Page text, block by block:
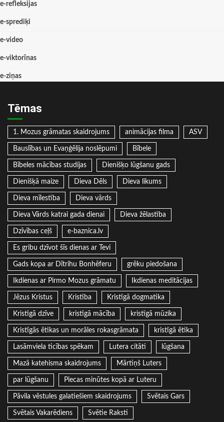
e-refleksijas
e-sprediķi
e-video
e-viktorīnas
e-ziņas
Tēmas
1. Mozus grāmatas skaidrojums animācijas filma ASV
Bauslības un Evaņģēlija noslēpumi Bībele
Bībeles mācības studijas Dienišķo lūgšanu gads
Dienišķā maize Dieva Dēls Dieva likums
Dieva mīlestība Dieva vārds
Dieva Vārds katrai gada dienai Dieva žēlastība
Dzīvības ceļš e-baznica.lv
Es gribu dzīvot šīs dienas ar Tevi
Gads kopa ar Dītrihu Bonhēferu grēku piedošana
Ikdienas ar Pirmo Mozus grāmatu Ikdienas meditācijas
Jēzus Kristus Kristība Kristīgā dogmatika
Kristīgā dzīve kristīgā mācība kristīgā mūzika
Kristīgās ētikas un morāles rokasgrāmata kristīgā ētika
Lasāmviela ticības spēkam Lutera citāti lūgšana
Mazā katehisma skaidrojums Mārtiņš Luters
par lūgšanu Piecas minūtes kopā ar Luteru
Pāvila vēstules galatiešiem skaidrojums Svētais Gars
Svētais Vakarēdiens Svētie Raksti